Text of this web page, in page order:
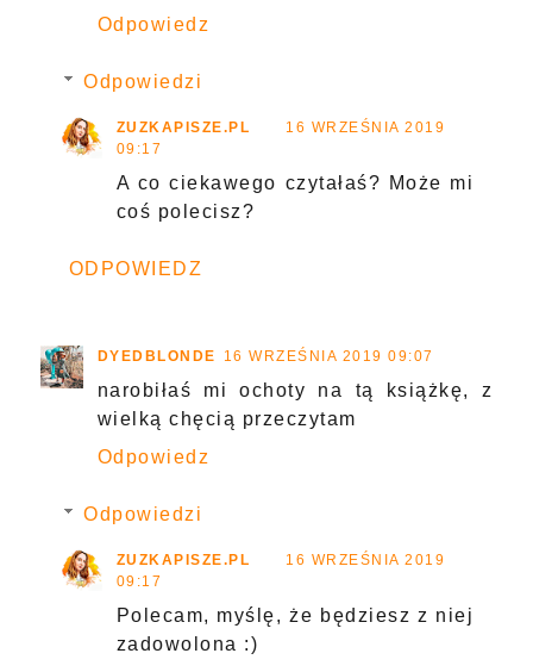
Odpowiedz
Odpowiedzi
ZUZKAPISZE.PL
16 WRZEŚNIA 2019
09:17
A co ciekawego czytałaś? Może mi
coś polecisz?
ODPOWIEDZ
DYEDBLONDE 16 WRZEŚNIA 2019 09:07
narobiłaś mi ochoty na tą książkę, z
wielką chęcią przeczytam
Odpowiedz
Odpowiedzi
ZUZKAPISZE.PL
16 WRZEŚNIA 2019
09:17
Polecam, myślę, że będziesz z niej
zadowolona :)